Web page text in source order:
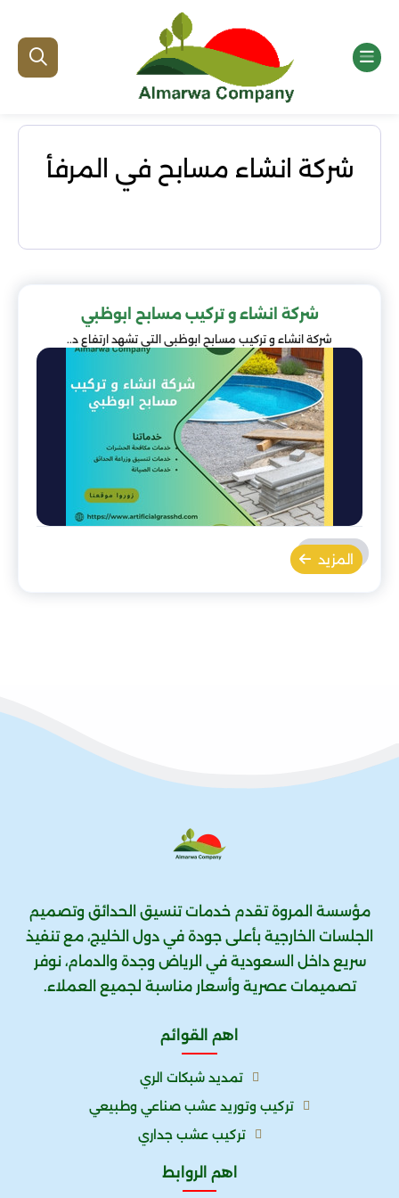
شركة انشاء مسابح في المرفأ
شركة انشاء و تركيب مسابح ابوظبي
شركة انشاء و تركيب مسابح ابوظبي التي تشهد ارتفاع د..
المزيد
مؤسسة المروة تقدم خدمات تنسيق الحدائق وتصميم
الجلسات الخارجية بأعلى جودة في دول الخليج، مع تنفيذ
سريع داخل السعودية في الرياض وجدة والدمام، نوفر
تصميمات عصرية وأسعار مناسبة لجميع العملاء.
اهم القوائم
تمديد شبكات الري
تركيب وتوريد عشب صناعي وطبيعي
تركيب عشب جداري
اهم الروابط